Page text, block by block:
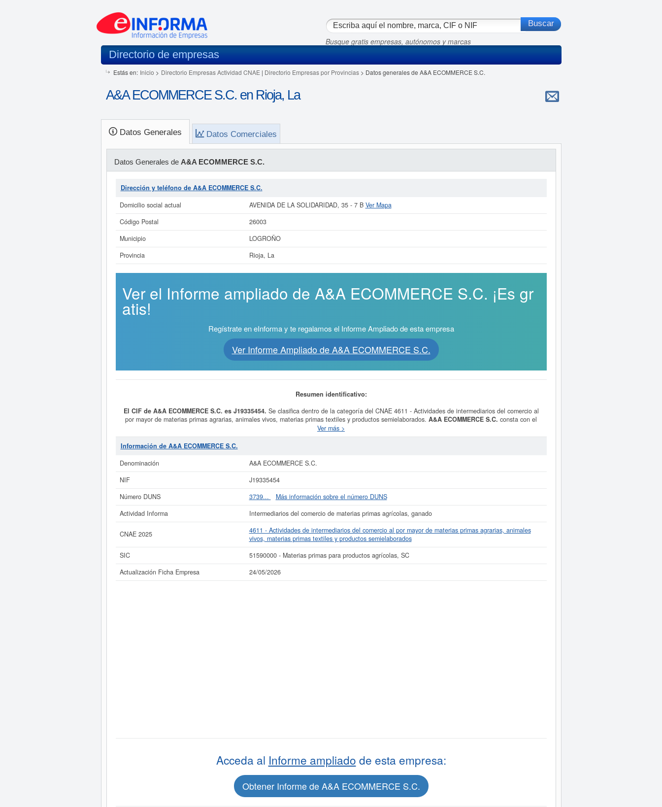
Busque gratis empresas, autónomos y marcas
Directorio de empresas
Estás en: Inicio > Directorio Empresas Actividad CNAE | Directorio Empresas por Provincias> Datos generales de A&A ECOMMERCE S.C.
A&A ECOMMERCE S.C. en Rioja, La
Datos Generales Datos Comerciales
Datos Generales de A&A ECOMMERCE S.C.
Dirección y teléfono de A&A ECOMMERCE S.C.
Domicilio social actual
AVENIDA DE LA SOLIDARIDAD, 35 - 7 B Ver Mapa
Código Postal
26003
Municipio
LOGROÑO
Provincia
Rioja, La
Ver el Informe ampliado de A&A ECOMMERCE S.C. ¡Es gr
atis!
Regístrate en eInforma y te regalamos el Informe Ampliado de esta empresa
Ver Informe Ampliado de A&A ECOMMERCE S.C.
Resumen identificativo:
El CIF de A&A ECOMMERCE S.C. es J19335454. Se clasifica dentro de la categoría del CNAE 4611 - Actividades de intermediarios del comercio al
por mayor de materias primas agrarias, animales vivos, materias primas textiles y productos semielaborados. A&A ECOMMERCE S.C. consta con el
número de SIC 51590000, correspondiente a la actividad de Materias primas para productos agrícolas, SC. Para documentarse que tipo de
subvenciones puede solicitar esta empresa y otras parecidas puede hacerlo aquí.
Si está interesado en conocer más datos de la empresa A&A ECOMMERCE S.C. puede
ECOMMERCE S.C. y consultar los resultados de sus años de actividad, así como los balances y cuentas de resultados disponibles.
La última actualización del informe de empresa se ha realizado el 24/05/2026.
Ver más >
Información de A&A ECOMMERCE S.C.
Denominación
A&A ECOMMERCE S.C.
NIF
J19335454
Número DUNS
3739...
Más información sobre el número DUNS
Actividad Informa
Intermediarios del comercio de materias primas agrícolas, ganado
CNAE 2025
4611 - Actividades de intermediarios del comercio al por mayor de materias primas agrarias, animales
vivos, materias primas textiles y productos semielaborados
SIC
51590000 - Materias primas para productos agrícolas, SC
Actualización Ficha Empresa
24/05/2026
Acceda al Informe ampliado de esta empresa:
Obtener Informe de A&A ECOMMERCE S.C.